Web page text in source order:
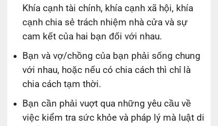
Khía cạnh tài chính, khía cạnh xã hội, khía
cạnh chia sẻ trách nhiệm nhà cửa và sự
cam kết của hai bạn đối với nhau.
Bạn và vợ/chồng của bạn phải sống chung
với nhau, hoặc nếu có chia cách thì chỉ là
chia cách tạm thời.
Bạn cần phải vuợt qua những yêu cầu về
việc kiểm tra sức khỏe và pháp lý mà luật di